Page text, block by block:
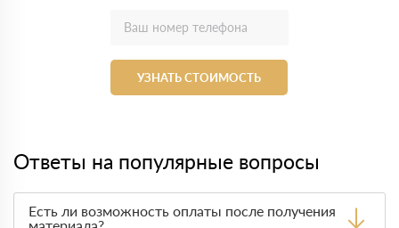
УЗНАТЬ СТОИМОСТЬ
Ответы на популярные вопросы
Есть ли возможность оплаты после получения